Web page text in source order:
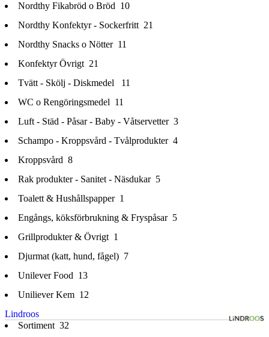
Nordthy Fikabröd o Bröd 10
Nordthy Konfektyr - Sockerfritt 21
Nordthy Snacks o Nötter 11
Konfektyr Övrigt 21
Tvätt - Skölj - Diskmedel
11
WC o Rengöringsmedel 11
Luft - Städ - Påsar - Baby - Våtservetter 3
Schampo - Kroppsvård - Tvålprodukter 4
Kroppsvård 8
Rak produkter - Sanitet - Näsdukar 5
Toalett & Hushållspapper 1
Engångs, köksförbrukning & Fryspåsar 5
Grillprodukter & Övrigt 1
Djurmat (katt, hund, fågel) 7
Unilever Food 13
Uniliever Kem 12
Lindroos
Sortiment 32